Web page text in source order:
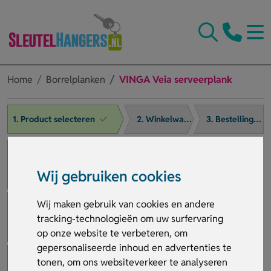
Wij gebruiken cookies
Wij maken gebruik van cookies en andere
tracking-technologieën om uw surfervaring
op onze website te verbeteren, om
gepersonaliseerde inhoud en advertenties te
tonen, om ons websiteverkeer te analyseren
Home Borrelplanken VINGA Veia serveerplank
1. Product selecteren 2. Winkelwagen 3. Bestelling afronden